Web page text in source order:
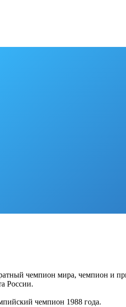
чемпион мира, чемпион и
России.
чемпион 1988 года.